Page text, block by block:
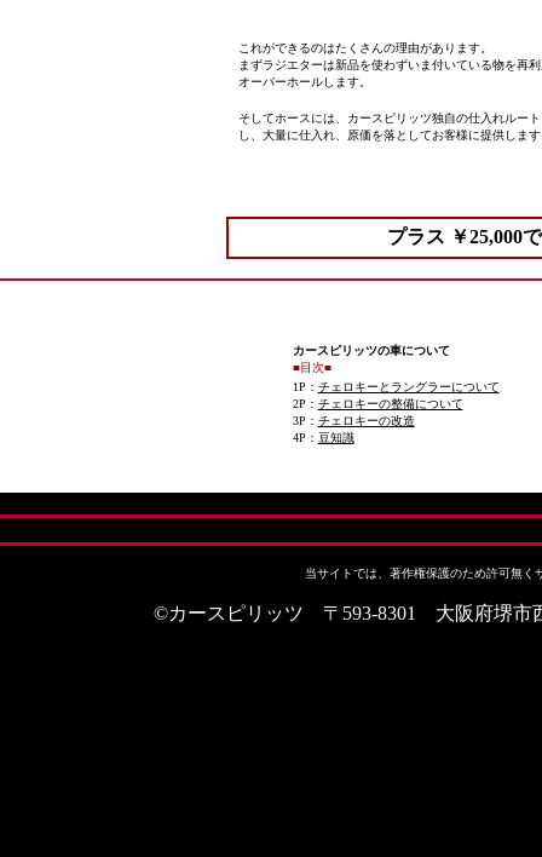
これができるのはたくさんの理由があります。
まずラジエターは新品を使わずいま付いている物を再
オーバーホールします。
そしてホースには、カースピリッツ独自の仕入れルー
し、大量に仕入れ、原価を落としてお客様に提供しま
プラス ￥25,000
カースピリッツの車について
■目次■
1P： チェロキーとラングラーについて
2P： チェロキーの整備について
3P： チェロキーの改造
4P： 豆知識
当サイトでは、著作権保護のため許可無
©カースピリッツ 〒593-8301 大阪府堺市